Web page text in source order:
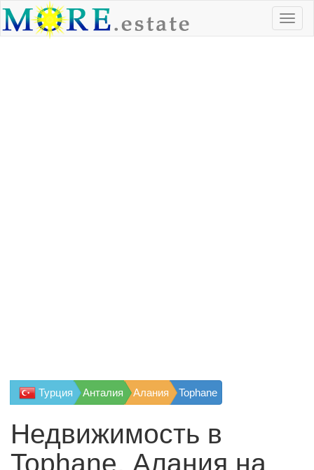
Турция Анталия Алания Tophane
Недвижимость в
Tophane, Алания на